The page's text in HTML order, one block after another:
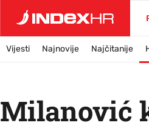
Vijesti Najnovije Najčitanije
Milanović